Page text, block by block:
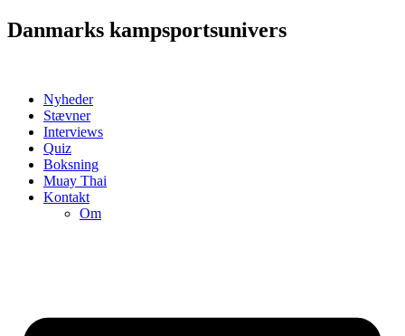
Videre
til
Danmarks kampsportsunivers
Nyheder
Stævner
Interviews
Quiz
Boksning
Muay Thai
Kontakt
Om